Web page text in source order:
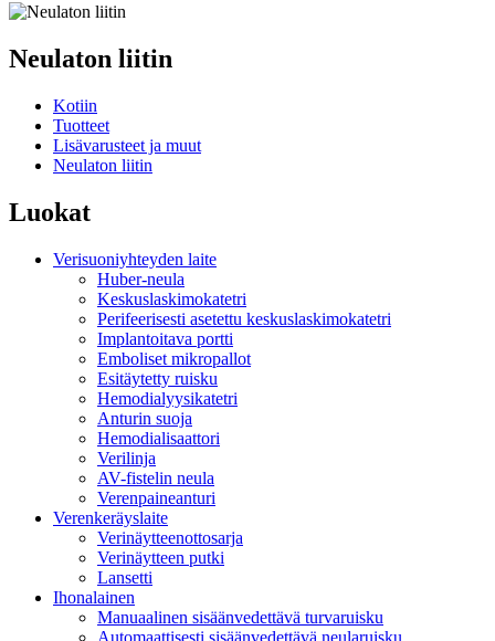
Neulaton liitin
Kotiin
Tuotteet
Lisävarusteet ja muut
Neulaton liitin
Luokat
Verisuoniyhteyden laite
Huber-neula
Keskuslaskimokatetri
Perifeerisesti asetettu keskuslaskimokatetri
Implantoitava portti
Emboliset mikropallot
Esitäytetty ruisku
Hemodialyysikatetri
Anturin suoja
Hemodialisaattori
Verilinja
AV-fistelin neula
Verenpaineanturi
Verenkeräyslaite
Verinäytteenottosarja
Verinäytteen putki
Lansetti
Ihonalainen
Manuaalinen sisäänvedettävä turvaruisku
Automaattisesti sisäänvedettävä neularuisku